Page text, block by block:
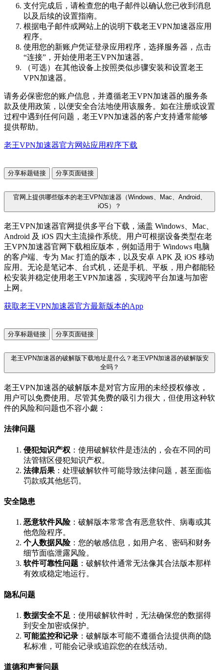
支付完成后，请检查您的电子邮件以确认您已收到消息
以及后续的设置指南。
根据电子邮件或网站上的说明下载老王VPN加速器应用
程序。
使用您的新账户凭证登录应用程序，选择服务器，点击
“连接”，开始使用老王VPN加速器。
（可选）在其他设备上按照类似步骤安装和设置老王
VPN加速器。
请务必保密您的账户信息，并遵循老王VPN加速器的服务条
款及使用政策，以便安全合法地使用该服务。如在注册或设置
过程中遇到任何问题，老王VPN加速器的客户支持通常能够
提供帮助。
老王VPN加速器官方网站应用程序下载
分享标题链接 分享页面链接
官网上提供哪些版本的老王VPN加速器（Windows、Mac、Android、
iOS）？
老王VPN加速器官网提供多平台下载，涵盖 Windows、Mac、
Android 及 iOS 四大主流操作系统。用户可根据设备类型在老
王VPN加速器官网下载相应版本，例如适用于 Windows 电脑
的客户端、专为 Mac 打造的版本，以及安卓 APK 及 iOS 移动
应用。无论是笔记本、台式机，还是手机、平板，用户都能轻
松安装并稳定使用老王VPN加速器，实现跨平台加速与加密
上网。
获取老王VPN加速器官方最新版本的App
分享标题链接 分享页面链接
老王VPN加速器的破解版下载地址是什么？老王VPN加速器的破解版安
全吗？
老王VPN加速器的破解版本是对官方应用的未经授权修改，
用户可以免费使用。尽管其免费的吸引力很大，但使用这种软
件的风险和问题也不容小觑：
法律问题
侵犯知识产权 ：使用破解软件是违法的，会在不同的司
法管辖区侵犯知识产权。
法律后果 ：处理破解软件可能导致法律问题，甚至面临
罚款或其他惩罚。
安全隐患
恶意软件风险：破解版本常常含有恶意软件、病毒或其
他危险程序。
个人数据风险：您的敏感信息，如用户名、密码和财务
细节面临泄露风险。
软件可靠性问题 ：破解软件通常无法像其合法版本那样
有效或稳定地运行。
隐私问题
数据安全不足 ：使用破解软件时，无法确保您的数据得
到安全加密或保护。
可能监控和记录 ：破解版本可能不遵循合法提供商的隐
私标准，可能会记录或追踪您的在线活动。
道德和声誉问题